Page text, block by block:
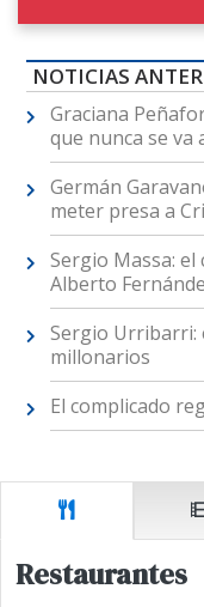
NOTICIAS
Graciana
que nunca se va
Germán
meter presa a
Sergio Massa:
Alberto
Sergio Urribarri:
millonarios
El complicado
Restaurantes